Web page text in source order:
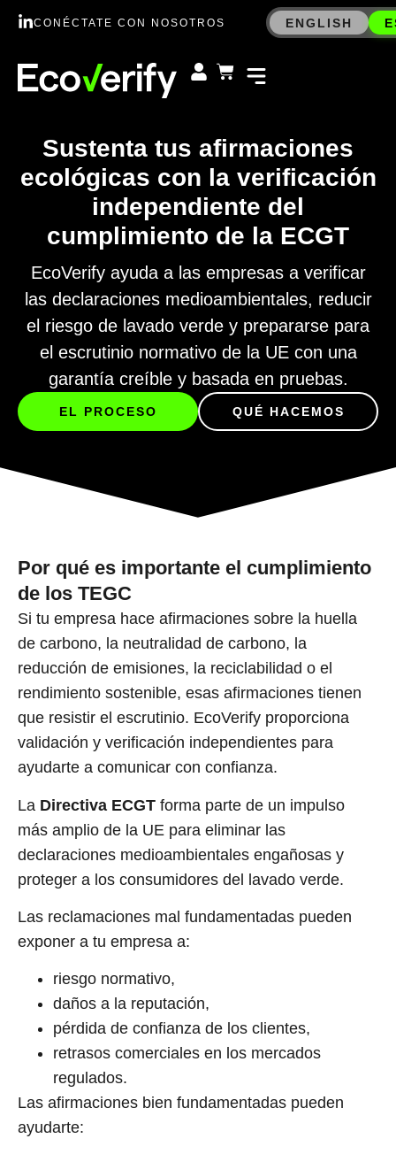
CONÉCTATE CON NOSOTROS ENGLISH
Sustenta tus afirmaciones
ecológicas con la verificación
independiente del
cumplimiento de la ECGT
EcoVerify ayuda a las empresas a verificar
las declaraciones medioambientales, reducir
el riesgo de lavado verde y prepararse para
el escrutinio normativo de la UE con una
garantía creíble y basada en pruebas.
EL PROCESO QUÉ HACEMOS
Por qué es importante el cumplimiento
de los TEGC
Si tu empresa hace afirmaciones sobre la huella
de carbono, la neutralidad de carbono, la
reducción de emisiones, la reciclabilidad o el
rendimiento sostenible, esas afirmaciones tienen
que resistir el escrutinio. EcoVerify proporciona
validación y verificación independientes para
ayudarte a comunicar con confianza.
La Directiva ECGT forma parte de un impulso
más amplio de la UE para eliminar las
declaraciones medioambientales engañosas y
proteger a los consumidores del lavado verde.
Las reclamaciones mal fundamentadas pueden
exponer a tu empresa a:
riesgo normativo,
daños a la reputación,
pérdida de confianza de los clientes,
retrasos comerciales en los mercados
regulados.
Las afirmaciones bien fundamentadas pueden
ayudarte: